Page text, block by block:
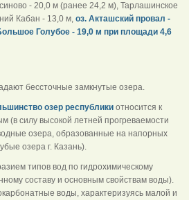
- 20,0 м (ранее 24,2 м), Тарлашинское
Кабан - 13,0 м, оз. Акташский провал -
Голубое - 19,0 м при площади 4,6
бессточные замкнутые озера.
озер республики относится к
(в силу высокой летней прогреваемости
озера, образованные на напорных
озера г. Казань).
типов вод по гидрохимическому
составу и основным свойствам воды).
воды, характеризуясь малой и